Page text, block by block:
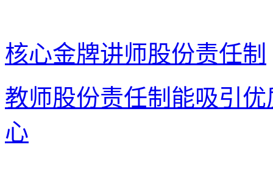
核心金牌讲师股份责任制
教师股份责任制能吸引
心